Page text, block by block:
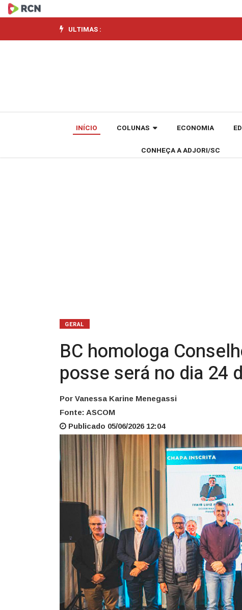
BC
homologa
do
ULTIMAS :
INÍCIO COLUNAS ECONOMIA
CONHEÇA A ADJORI/SC
GERAL
BC homologa
posse será no dia 24
Por Vanessa Karine Menegassi
Fonte: ASCOM
Publicado 05/06/2026 12:04